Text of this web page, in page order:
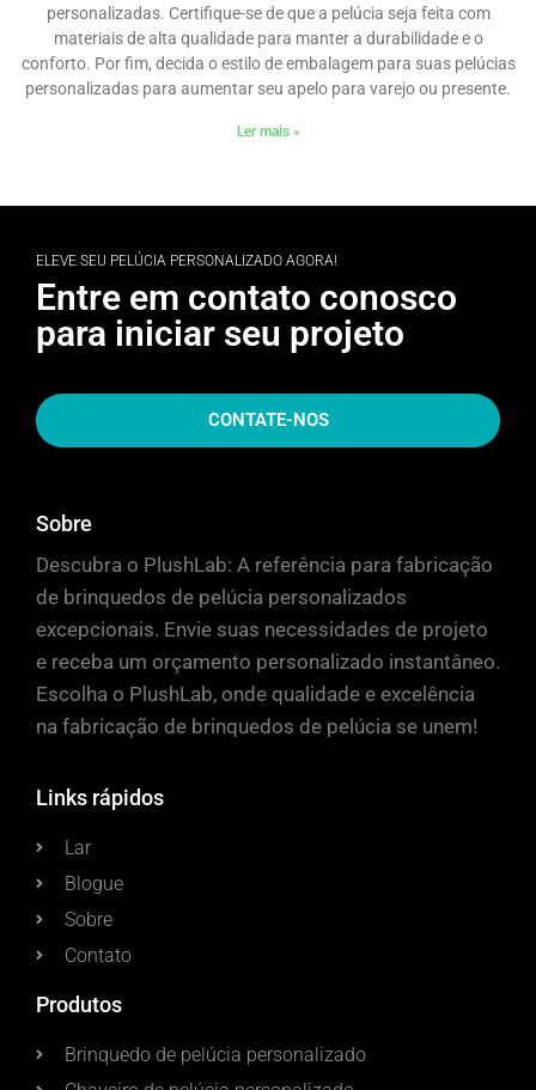
personalizadas. Certifique-se de que a pelúcia seja feita com
materiais de alta qualidade para manter a durabilidade e o
conforto. Por fim, decida o estilo de embalagem para suas pelúcias
personalizadas para aumentar seu apelo para varejo ou presente.
Ler mais »
ELEVE SEU PELÚCIA PERSONALIZADO AGORA!
Entre em contato conosco
para iniciar seu projeto
CONTATE-NOS
Sobre
Descubra o PlushLab: A referência para fabricação
de brinquedos de pelúcia personalizados
excepcionais. Envie suas necessidades de projeto
e receba um orçamento personalizado instantâneo.
Escolha o PlushLab, onde qualidade e excelência
na fabricação de brinquedos de pelúcia se unem!
Links rápidos
Lar
Blogue
Sobre
Contato
Produtos
Brinquedo de pelúcia personalizado